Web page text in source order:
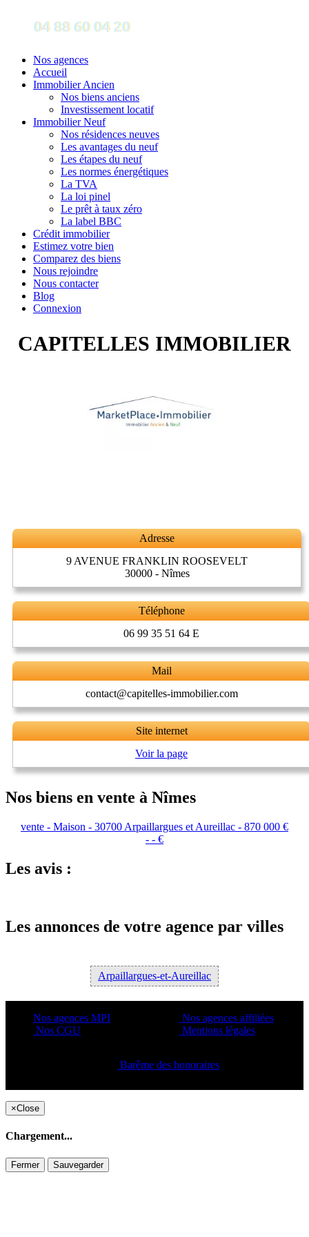
Nos agences
Accueil
Immobilier Ancien
Nos biens anciens
Investissement locatif
Immobilier Neuf
Nos résidences neuves
Les avantages du neuf
Les étapes du neuf
Les normes énergétiques
La TVA
La loi pinel
Le prêt à taux zéro
La label BBC
Crédit immobilier
Estimez votre bien
Comparez des biens
Nous rejoindre
Nous contacter
Blog
Connexion
CAPITELLES IMMOBILIER
Adresse
9 AVENUE FRANKLIN ROOSEVELT
30000 - Nîmes
Téléphone
06 99 35 51 64 E
Mail
contact@capitelles-immobilier.com
Site internet
Voir la page
Nos biens en vente à Nîmes
vente - Maison - 30700 Arpaillargues et Aureillac - 870 000 €
- - €
Les avis :
Les annonces de votre agence par villes
Arpaillargues-et-Aureillac
Nos agences MPI
Nos CGU
Nos agences affiliées
Mentions légales
Barême des honoraires
×Close
Chargement...
Fermer Sauvegarder